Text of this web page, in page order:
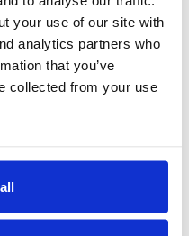
your use of our site with
analytics partners who
that you’ve
collected from your use